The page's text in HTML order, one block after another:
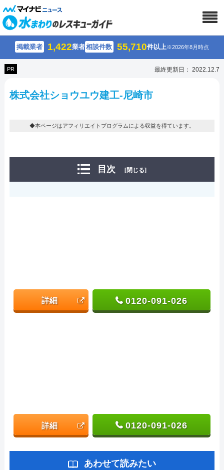
掲載業者 1,422業者相談件数 55,710件以上※2026年8月時点
PR 最終更新日： 2022.12.7
株式会社ショウユウ建工-尼崎市
◆本ページはアフィリエイトプログラムによる収益を得ています。
目次 [閉じる]
詳細 0120-091-026
詳細 0120-091-026
あわせて読みたい